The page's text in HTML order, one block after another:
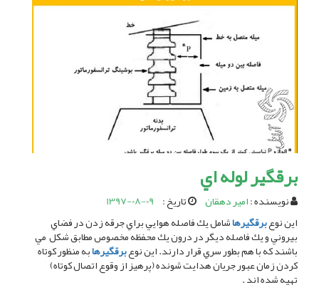
برقگير لوله اي
نویسنده :امیر دهقان تاریخ : 1397-08-09
اين نوعبرقگيرهاشامل يك فاصله هوايي براي جرقه زدن در فضاي
بيروني و يك فاصله ديگر در درون يك محفظه مخصوص مطابق شكل مي
باشند كه با هم بطور سري قرار دارند. اين نوعبرقگيرهابه منظور كوتاه
كردن زمان عبور جريان هدايت شونده (پرهيز از وقوع اتصال كوتاه)
تهيه شده اند .